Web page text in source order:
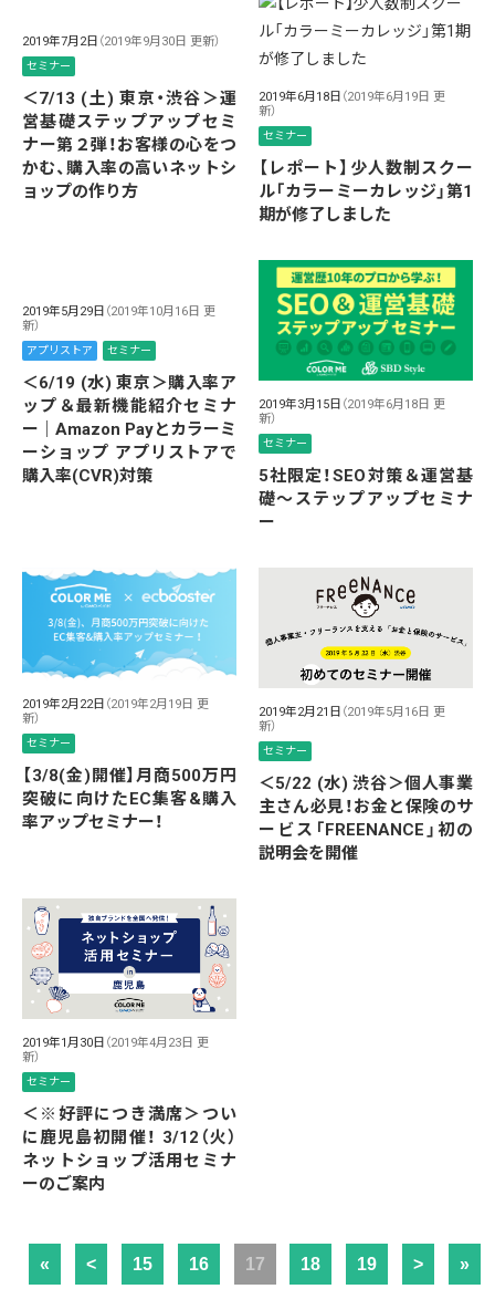
2019年7月2日 （2019年9月30日 更新）
セミナー
＜7/13 (土) 東京・渋谷＞運
営基礎ステップアップセミ
ナー第２弾！お客様の心をつ
かむ、購入率の高いネットシ
ョップの作り方
2019年6月18日 （2019年6月19日 更
新）
セミナー
【レポート】少人数制スクー
ル「カラーミーカレッジ」第1
期が修了しました
2019年5月29日 （2019年10月16日 更
新）
アプリストア セミナー
＜6/19 (水) 東京＞購入率ア
ップ＆最新機能紹介セミナ
ー｜Amazon Payとカラーミ
ーショップ アプリストアで
購入率(CVR)対策
2019年3月15日 （2019年6月18日 更
新）
セミナー
5社限定！SEO対策＆運営基
礎〜ステップアップセミナ
ー
2019年2月22日 （2019年2月19日 更
新）
セミナー
【3/8(金)開催】月商500万円
突破に向けたEC集客&購入
率アップセミナー！
2019年2月21日 （2019年5月16日 更
新）
セミナー
＜5/22 (水) 渋谷＞個人事業
主さん必見！お金と保険のサ
ービス「FREENANCE」初の
説明会を開催
2019年1月30日 （2019年4月23日 更
新）
セミナー
＜※好評につき満席＞つい
に鹿児島初開催！ 3/12（火）
ネットショップ活用セミナ
ーのご案内
« < 15 16 17 18 19 > »